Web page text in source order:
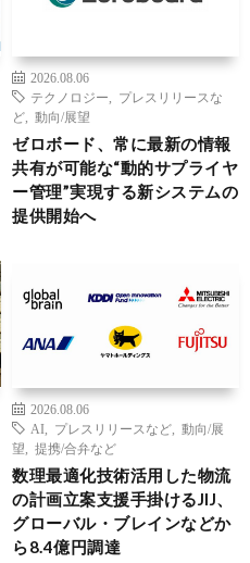
2026.08.06
テクノロジー
プレスリリースな
ど
動向/展望
ゼロボード、常に最新の情報
共有が可能な“動的サプライヤ
ー管理”実現する新システムの
提供開始へ
2026.08.06
AI
プレスリリースなど
動向/展
望
提携/合弁など
数理最適化技術活用した物流
の計画立案支援手掛けるJIJ、
グローバル・ブレインなどか
ら8.4億円調達